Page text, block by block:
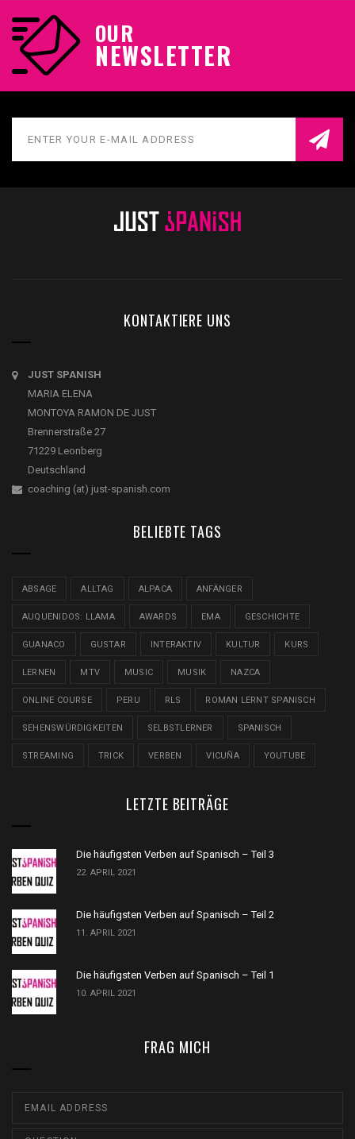
OUR
NEWSLETTER
KONTAKTIERE UNS
JUST SPANISH
MARIA ELENA
MONTOYA RAMON DE JUST
Brennerstraße 27
71229 Leonberg
Deutschland
coaching (at) just-spanish.com
BELIEBTE TAGS
ABSAGE ALLTAG ALPACA ANFÄNGER
AUQUENIDOS: LLAMA AWARDS EMA GESCHICHTE
GUANACO GUSTAR INTERAKTIV KULTUR KURS
LERNEN MTV MUSIC MUSIK NAZCA
ONLINE COURSE PERU RLS ROMAN LERNT SPANISCH
SEHENSWÜRDIGKEITEN SELBSTLERNER SPANISCH
STREAMING TRICK VERBEN VICUÑA YOUTUBE
LETZTE BEITRÄGE
Die häufigsten Verben auf Spanisch – Teil 3
22. APRIL 2021
Die häufigsten Verben auf Spanisch – Teil 2
11. APRIL 2021
Die häufigsten Verben auf Spanisch – Teil 1
10. APRIL 2021
FRAG MICH